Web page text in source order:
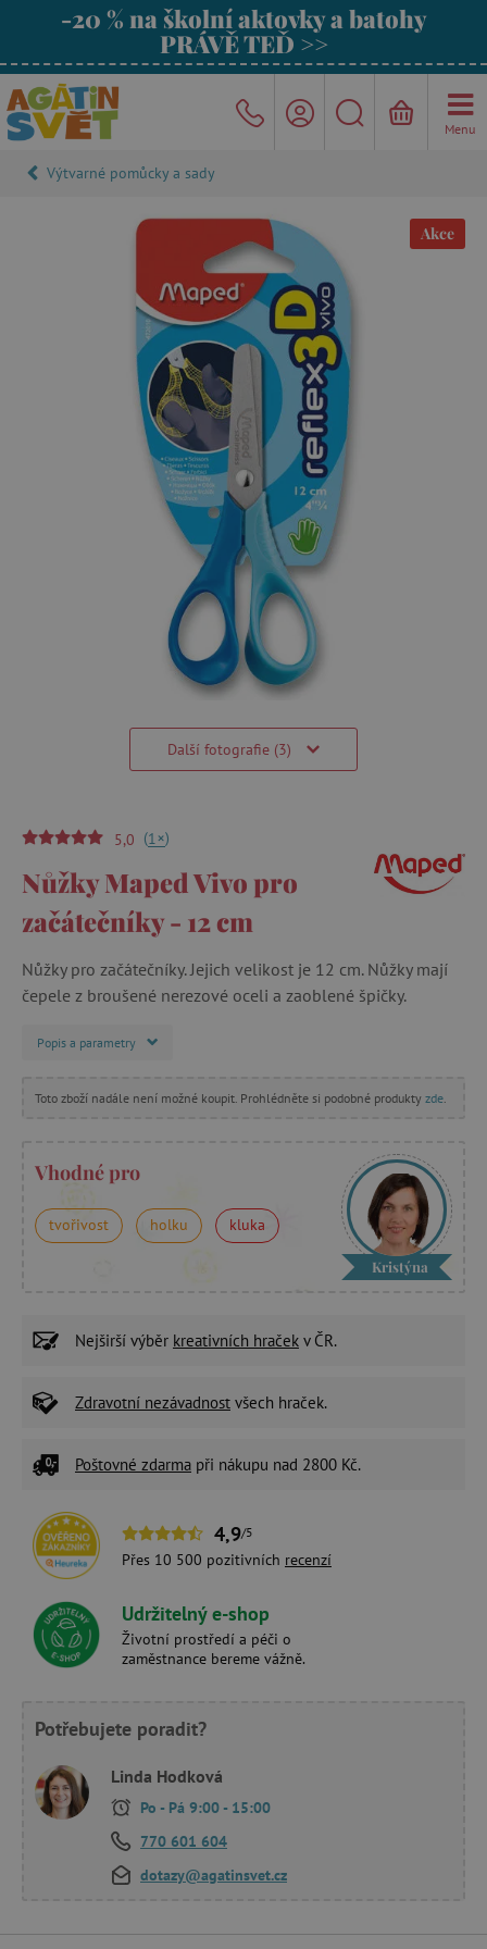
-20 % na školní aktovky a batohy
PRÁVĚ TEĎ >>
Menu
Výtvarné pomůcky a sady
Akce
Další fotografie (3)
5,0 (1+)
Nůžky Maped Vivo pro
začátečníky - 12 cm
Nůžky pro začátečníky. Jejich velikost je 12 cm. Nůžky mají
čepele z broušené nerezové oceli a zaoblené špičky.
Popis a parametry
Toto zboží nadále není možné koupit. Prohlédněte si podobné produkty zde
Vhodné pro
tvořivost holku kluka
Kristýna
Nejširší výběr kreativních hraček v ČR.
Zdravotní nezávadnost všech hraček.
Poštovné zdarma při nákupu nad 2800 Kč.
4,9/5
Přes 10 500 pozitivních recenzí
Udržitelný e-shop
Životní prostředí a péči o
zaměstnance bereme vážně.
Potřebujete poradit?
Linda Hodková
Po - Pá 9:00 - 15:00
770 601 604
dotazy@agatinsvet.cz